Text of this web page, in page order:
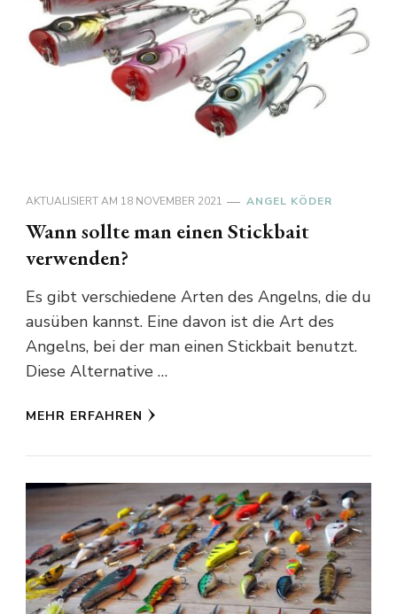
AKTUALISIERT AM 18 NOVEMBER 2021 ANGEL KÖDER
Wann sollte man einen Stickbait
verwenden?
Es gibt verschiedene Arten des Angelns, die du
ausüben kannst. Eine davon ist die Art des
Angelns, bei der man einen Stickbait benutzt.
Diese Alternative …
MEHR ERFAHREN